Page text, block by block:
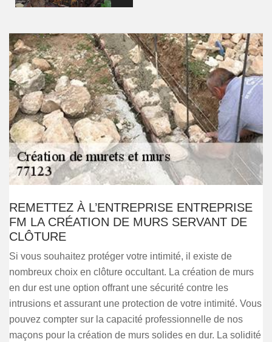
REMETTEZ À L’ENTREPRISE ENTREPRISE
FM LA CRÉATION DE MURS SERVANT DE
CLÔTURE
Si vous souhaitez protéger votre intimité, il existe de
nombreux choix en clôture occultant. La création de murs
en dur est une option offrant une sécurité contre les
intrusions et assurant une protection de votre intimité. Vous
pouvez compter sur la capacité professionnelle de nos
maçons pour la création de murs solides en dur. La solidité